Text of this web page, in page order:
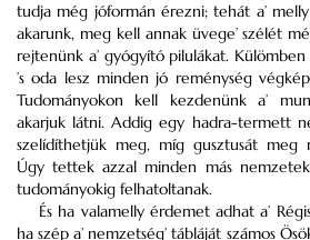
tudja még jóformán érezni; tehát a’
akarunk, meg kell annak üvege’ szélét
rejtenünk a’ gyógyító pilulákat.
’s oda lesz minden jó reménység
Tudományokon kell kezdenünk a’
akarjuk látni. Addig egy hadra-termett
szelídíthetjük meg, míg gusztusát meg
Úgy tettek azzal minden más
tudományokig felhatoltanak.
És ha valamelly érdemet adhat a’
ha szép a’ nemzetség’ tábláját számos